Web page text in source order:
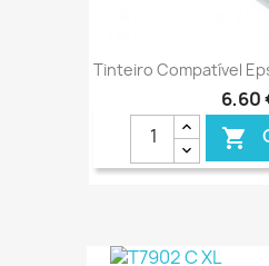
Tinteiro Compatível
6,60
